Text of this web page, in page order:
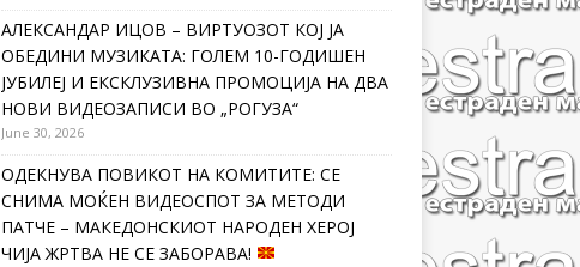
АЛЕКСАНДАР ИЦОВ – ВИРТУОЗОТ КОЈ ЈА
ОБЕДИНИ МУЗИКАТА: ГОЛЕМ 10-ГОДИШЕН
ЈУБИЛЕЈ И ЕКСКЛУЗИВНА ПРОМОЦИЈА НА ДВА
НОВИ ВИДЕОЗАПИСИ ВО „РОГУЗА“
June 30, 2026
ОДЕКНУВА ПОВИКОТ НА КОМИТИТЕ: СЕ
СНИМА МОЌЕН ВИДЕОСПОТ ЗА МЕТОДИ
ПАТЧЕ – МАКЕДОНСКИОТ НАРОДЕН ХЕРОЈ
ЧИЈА ЖРТВА НЕ СЕ ЗАБОРАВА!